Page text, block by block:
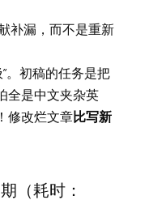
补漏，而不是重新
”。初稿的任务是把
全是中文夹杂英
修改烂文章比写新
（耗时：